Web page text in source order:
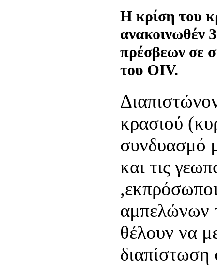
Η κρίση του
ανακοινωθέν
πρέσβεων σε
του OIV.
κρασιού
συνδυασμό
και τις
αμπελώνων
θέλουν να
διαπίστωση